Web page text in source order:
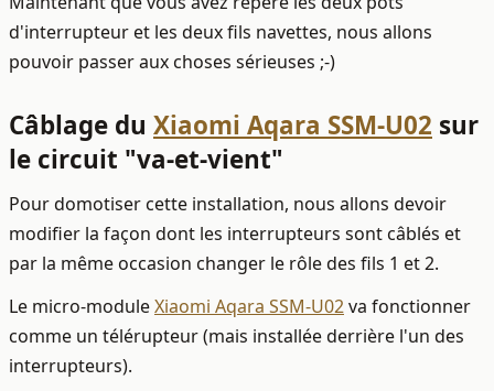
d'interrupteur et les deux fils navettes, nous allons
pouvoir passer aux choses sérieuses ;-)
Câblage du Xiaomi Aqara SSM-U02 sur
le circuit "va-et-vient"
Pour domotiser cette installation, nous allons devoir
modifier la façon dont les interrupteurs sont câblés et
par la même occasion changer le rôle des fils 1 et 2.
Le micro-moduleXiaomi Aqara SSM-U02va fonctionner
comme un télérupteur (mais installée derrière l'un des
interrupteurs).